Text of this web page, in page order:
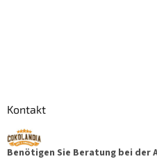
Kontakt
Benötigen Sie Beratung bei der